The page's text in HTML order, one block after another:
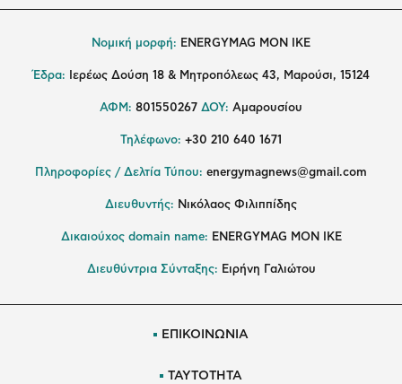
Νομική μορφή: ENERGYMAG MON IKE
Έδρα: Ιερέως Δούση 18 & Μητροπόλεως 43, Μαρούσι, 15124
ΑΦΜ: 801550267 ΔΟΥ: Αμαρουσίου
Τηλέφωνο: +30 210 640 1671
Πληροφορίες / Δελτία Τύπου: energymagnews@gmail.com
Διευθυντής: Νικόλαος Φιλιππίδης
Δικαιούχος domain name: ENERGYMAG ΜΟΝ ΙΚΕ
Διευθύντρια Σύνταξης: Ειρήνη Γαλιώτου
ΕΠΙΚΟΙΝΩΝΙΑ
ΤΑΥΤΟΤΗΤΑ